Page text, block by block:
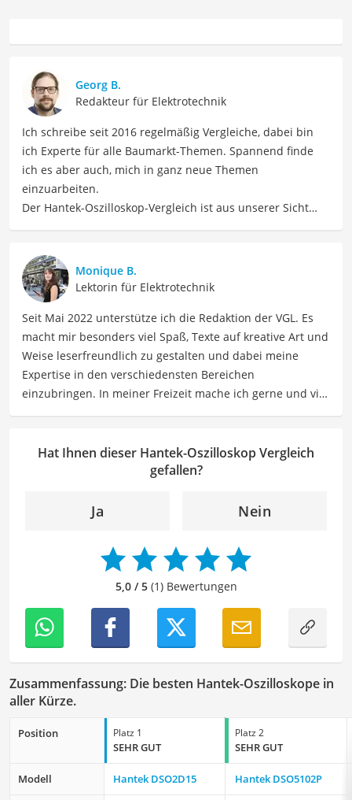
Georg B.
Redakteur für Elektrotechnik
Ich schreibe seit 2016 regelmäßig Vergleiche, dabei bin
ich Experte für alle Baumarkt-Themen. Spannend finde
ich es aber auch, mich in ganz neue Themen
einzuarbeiten.
Der Hantek-Oszilloskop-Vergleich ist aus unserer Sicht
Monique B.
Lektorin für Elektrotechnik
Seit Mai 2022 unterstütze ich die Redaktion der VGL. Es
macht mir besonders viel Spaß, Texte auf kreative Art und
Weise leserfreundlich zu gestalten und dabei meine
Expertise in den verschiedensten Bereichen
einzubringen. In meiner Freizeit mache ich gerne und viel
Klarheit, Verständlichkeit und stilistische Korrektheit zu
überprüfen. Mein Ziel ist es dabei, die Qualität und den
angenehme Leseerfahrung zu bieten. Durch meine
beitragen, dass die Inhalte unserer Redaktion optimal
präsentiert werden und ihre volle Wirkung entfalten.
Hat Ihnen dieser Hantek-Oszilloskop Vergleich
gefallen?
Ja Nein
5,0 / 5(1) Bewertungen
Zusammenfassung: Die besten Hantek-Oszilloskope in
aller Kürze.
Position Platz 1
SEHR GUT
Platz 2
SEHR GUT
Modell Hantek DSO2D15 Hantek DSO5102P